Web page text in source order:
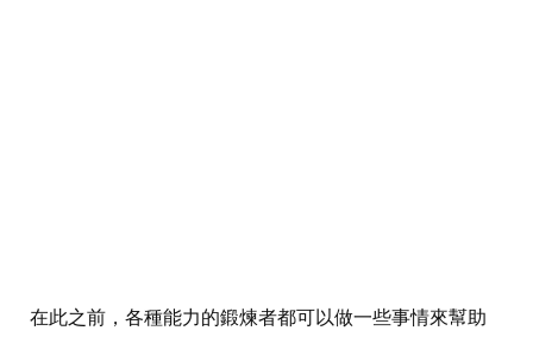
在此之前，各種能力的鍛煉者都可以做一些事情來幫助